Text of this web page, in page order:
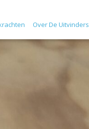
Over De Uitvinders